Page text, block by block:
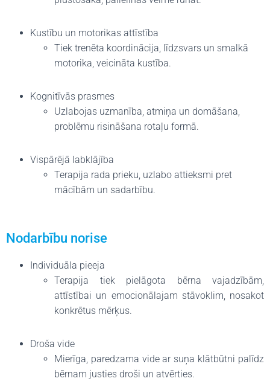
Kustību un motorikas attīstība
Tiek trenēta koordinācija, līdzsvars un smalkā
motorika, veicināta kustība.
Kognitīvās prasmes
Uzlabojas uzmanība, atmiņa un domāšana,
problēmu risināšana rotaļu formā.
Vispārējā labklājība
Terapija rada prieku, uzlabo attieksmi pret
mācībām un sadarbību.
Nodarbību norise
Individuāla pieeja
Terapija tiek pielāgota bērna vajadzībām,
attīstībai un emocionālajam stāvoklim, nosakot
konkrētus mērķus.
Droša vide
Mierīga, paredzama vide ar suņa klātbūtni palīdz
bērnam justies droši un atvērties.